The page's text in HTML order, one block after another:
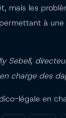
mais les
à
Sebell,
charge des
légale en